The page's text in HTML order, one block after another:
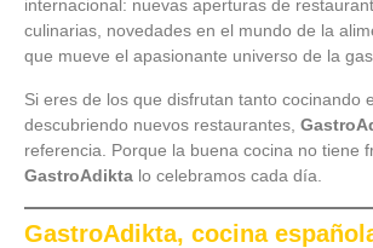
internacional: nuevas aperturas de
culinarias, novedades en el mundo de la
que mueve el apasionante universo de la
Si eres de los que disfrutan tanto cocinando
descubriendo nuevos restaurantes,
referencia. Porque la buena cocina no tiene
GastroAdikta lo celebramos cada día.
GastroAdikta, cocina